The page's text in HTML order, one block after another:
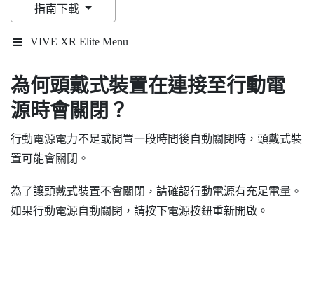
指南下載
VIVE XR Elite Menu
為何頭戴式裝置在連接至行動電
源時會關閉？
行動電源電力不足或閒置一段時間後自動關閉時，頭戴式裝
置可能會關閉。
為了讓頭戴式裝置不會關閉，請確認行動電源有充足電量。
如果行動電源自動關閉，請按下電源按鈕重新開啟。